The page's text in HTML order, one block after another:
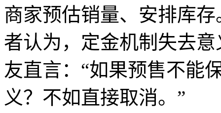
商家预估销量、安排库
者认为，定金机制失去
友直言：“如果预售不能
义？不如直接取消。”